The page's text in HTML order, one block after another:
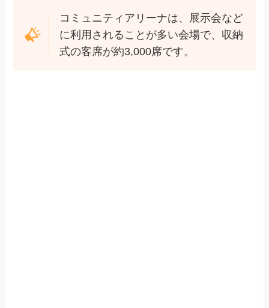
コミュニティアリーナは、展示会など
に利用されることが多い会場で、収納
式の客席が約3,000席です。